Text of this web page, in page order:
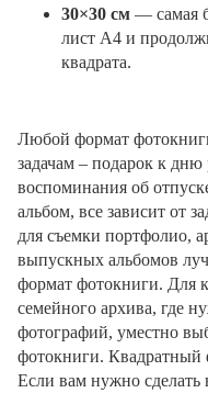
30×30 см — самая
лист А4 и
квадрата.
Любой формат
задачам – подарок к
воспоминания об
альбом, все зависит от
для съемки портфолио,
выпускных альбомов
формат фотокниги. Для
семейного архива, где
фотографий, уместно
фотокниги. Квадратный
Если вам нужно